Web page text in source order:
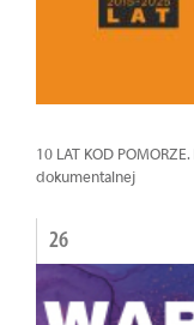
10 LAT KOD
dokumentalnej
26